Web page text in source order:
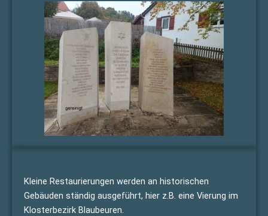
Kleine Restaurierungen werden an historischen
Gebäuden ständig ausgeführt, hier z.B. eine Vierung im
Klosterbezirk Blaubeuren.